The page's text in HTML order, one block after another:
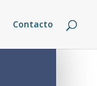
Contacto